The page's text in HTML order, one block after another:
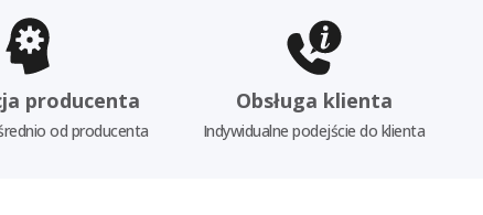
producenta
od producenta
Obsługa klienta
Indywidualne podejście do klienta